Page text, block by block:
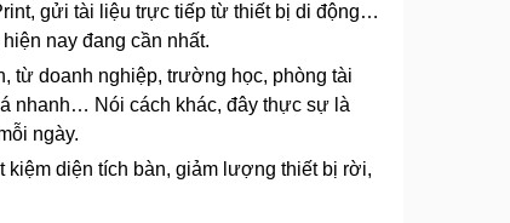
gửi tài liệu trực tiếp từ thiết bị di động…
nay đang cần nhất.
từ doanh nghiệp, trường học, phòng tài
nhanh… Nói cách khác, đây thực sự là
ngày.
kiệm diện tích bàn, giảm lượng thiết bị rời,